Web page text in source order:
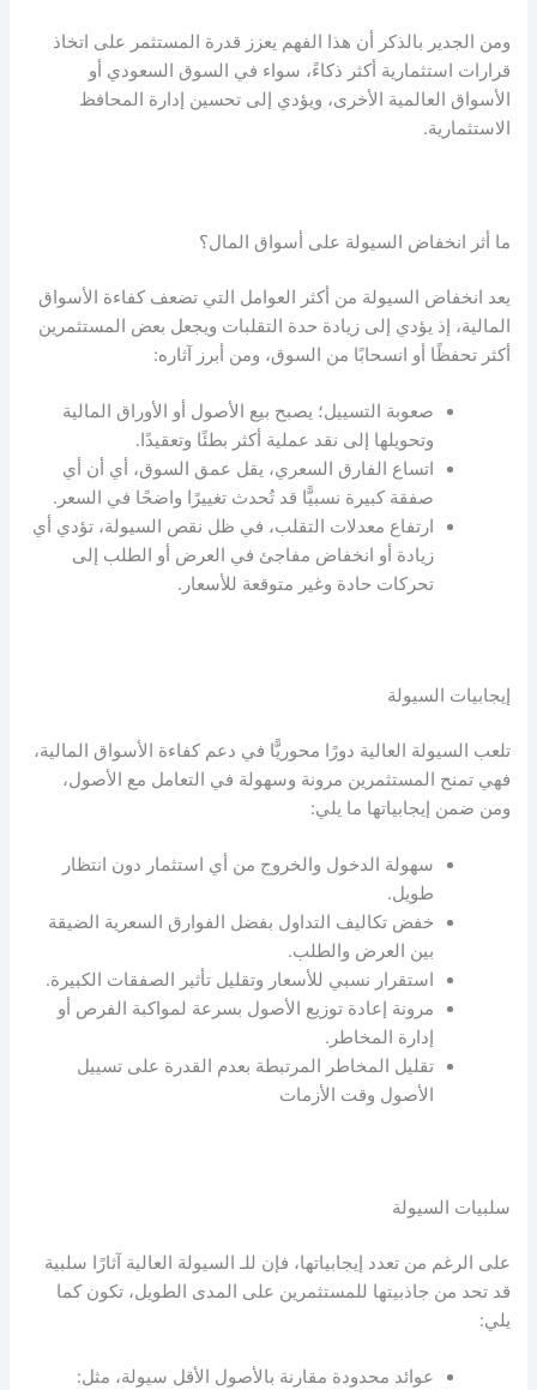
ومن الجدير بالذكر أن هذا الفهم يعزز قدرة المستثمر على اتخاذ
قرارات استثمارية أكثر ذكاءً، سواء في السوق السعودي أو
الأسواق العالمية الأخرى، ويؤدي إلى تحسين إدارة المحافظ
الاستثمارية.
ما أثر انخفاض السيولةعلى أسواق المال؟
يعد انخفاض السيولةمن أكثر العوامل التي تضعف كفاءة الأسواق
المالية، إذ يؤدي إلى زيادة حدة التقلبات ويجعل بعض المستثمرين
أكثر تحفظًا أو انسحابًا من السوق، ومن أبرز آثاره:
صعوبة التسييل؛ يصبح بيع الأصول أو الأوراق المالية
وتحويلها إلى نقد عملية أكثر بطئًا وتعقيدًا.
اتساع الفارق السعري، يقل عمق السوق، أي أن أي
صفقة كبيرة نسبيًّا قد تُحدث تغييرًا واضحًا في السعر.
ارتفاع معدلات التقلب، في ظل نقص السيولة، تؤدي أي
زيادة أو انخفاض مفاجئ في العرض أو الطلب إلى
تحركات حادة وغير متوقعة للأسعار.
إيجابيات السيولة
تلعب السيولةالعالية دورًا محوريًّا في دعم كفاءة الأسواق المالية،
فهي تمنح المستثمرين مرونة وسهولة في التعامل مع الأصول،
ومن ضمن إيجابياتها ما يلي:
سهولة الدخول والخروج من أي استثمار دون انتظار
طويل.
خفض تكاليف التداول بفضل الفوارق السعرية الضيقة
بين العرض والطلب.
استقرار نسبي للأسعار وتقليل تأثير الصفقات الكبيرة.
مرونة إعادة توزيع الأصول بسرعة لمواكبة الفرص أو
إدارة المخاطر.
تقليل المخاطر المرتبطة بعدم القدرة على تسييل
الأصول وقت الأزمات
سلبيات السيولة
على الرغم من تعدد إيجابياتها، فإن للـالسيولةالعالية آثارًا سلبية
قد تحد من جاذبيتها للمستثمرين على المدى الطويل، تكون كما
يلي:
عوائد محدودة مقارنة بالأصول الأقل سيولة، مثل: